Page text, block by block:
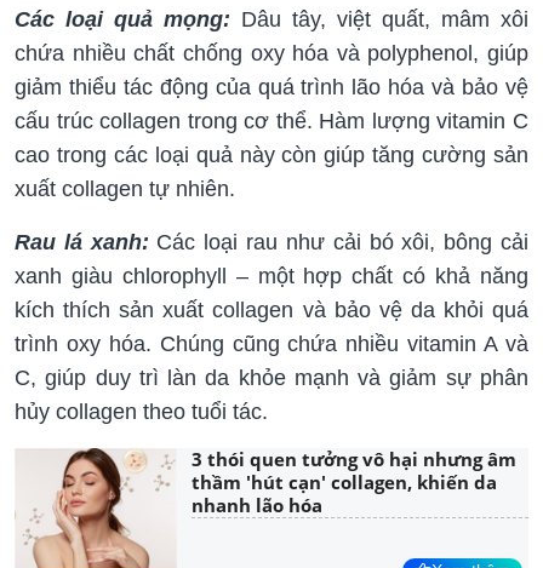
Các loại quả mọng: Dâu tây, việt quất, mâm xôi
chứa nhiều chất chống oxy hóa và polyphenol, giúp
giảm thiểu tác động của quá trình lão hóa và bảo vệ
cấu trúc collagen trong cơ thể. Hàm lượng vitamin C
cao trong các loại quả này còn giúp tăng cường sản
xuất collagen tự nhiên.
Rau lá xanh: Các loại rau như cải bó xôi, bông cải
xanh giàu chlorophyll – một hợp chất có khả năng
kích thích sản xuất collagen và bảo vệ da khỏi quá
trình oxy hóa. Chúng cũng chứa nhiều vitamin A và
C, giúp duy trì làn da khỏe mạnh và giảm sự phân
hủy collagen theo tuổi tác.
3 thói quen tưởng vô hại nhưng âm
thầm 'hút cạn' collagen, khiến da
nhanh lão hóa